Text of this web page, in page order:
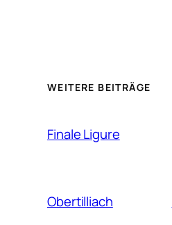
WEITERE BEITRÄGE
Finale Ligure
Obertilliach